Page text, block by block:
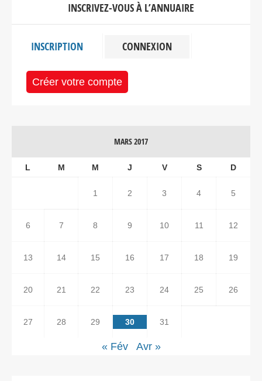
INSCRIVEZ-VOUS À L’ANNUAIRE
INSCRIPTION CONNEXION
Créer votre compte
MARS 2017
L M M J V S D
1 2 3 4 5
6 7 8 9 10 11 12
13 14 15 16 17 18 19
20 21 22 23 24 25 26
27 28 29 30 31
« Fév Avr »